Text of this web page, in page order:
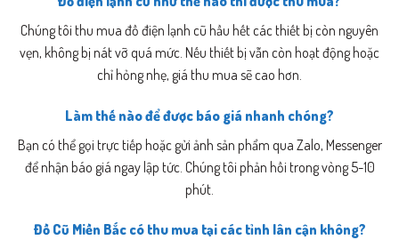
Chúng tôi thu mua đồ điện lạnh cũ hầu hết các thiết bị còn nguyên
vẹn, không bị nát vỡ quá mức. Nếu thiết bị vẫn còn hoạt động hoặc
chỉ hỏng nhẹ, giá thu mua sẽ cao hơn.
Làm thế nào để được báo giá nhanh chóng?
Bạn có thể gọi trực tiếp hoặc gửi ảnh sản phẩm qua Zalo, Messenger
để nhận báo giá ngay lập tức. Chúng tôi phản hồi trong vòng 5-10
phút.
Đồ Cũ Miền Bắc có thu mua tại các tỉnh lân cận không?